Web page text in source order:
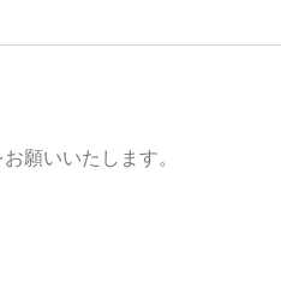
願いいたします。